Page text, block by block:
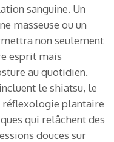
sanguine. Un
masseuse ou un
non seulement
esprit mais
au quotidien.
le shiatsu, le
plantaire
qui relâchent des
douces sur